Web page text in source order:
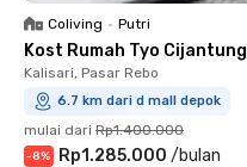
Coliving • Putri
Kost Rumah Tyo Cijantung
Kalisari, Pasar Rebo
6.7 km dari d mall depok
mulai dari Rp1.400.000
-8% Rp1.285.000 /bulan